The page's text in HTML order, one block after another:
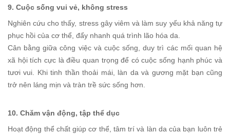
9. Cuộc sống vui vẻ, không stress
Nghiên cứu cho thấy, stress gây viêm và làm suy yếu khả năng tự
phục hồi của cơ thể, đẩy nhanh quá trình lão hóa da.
Cân bằng giữa công việc và cuộc sống, duy trì các mối quan hệ
xã hội tích cực là điều quan trọng để có cuộc sống hạnh phúc và
tươi vui. Khi tinh thần thoải mái, làn da và gương mặt bạn cũng
trở nên láng mịn và tràn trề sức sống hơn.
10. Chăm vận động, tập thể dục
Hoạt động thể chất giúp cơ thể, tâm trí và làn da của bạn luôn trẻ